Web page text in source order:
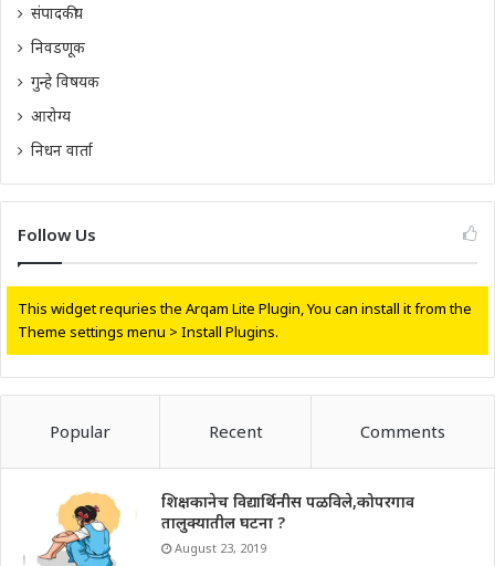
संपादकीय
निवडणूक
गुन्हे विषयक
आरोग्य
निधन वार्ता
Follow Us
This widget requries the Arqam Lite Plugin, You can install it from the
Theme settings menu > Install Plugins.
Popular Recent Comments
शिक्षकानेच विद्यार्थिनीस पळविले,कोपरगाव
तालुक्यातील घटना ?
August 23, 2019